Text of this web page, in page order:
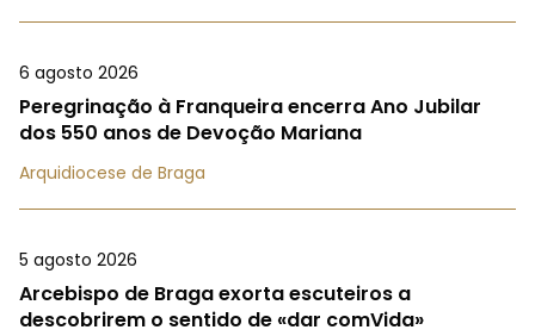
6 agosto 2026
Peregrinação à Franqueira encerra Ano Jubilar
dos 550 anos de Devoção Mariana
Arquidiocese de Braga
5 agosto 2026
Arcebispo de Braga exorta escuteiros a
descobrirem o sentido de «dar comVida»